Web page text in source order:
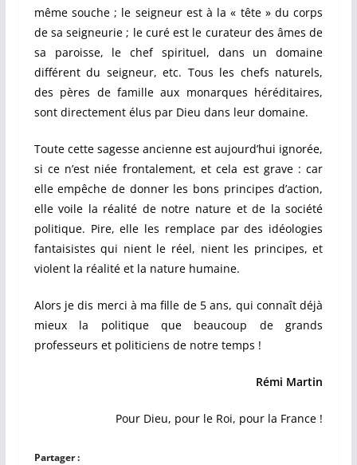
même souche ; le seigneur est à la « tête » du corps
de sa seigneurie ; le curé est le curateur des âmes de
sa paroisse, le chef spirituel, dans un domaine
différent du seigneur, etc. Tous les chefs naturels,
des pères de famille aux monarques héréditaires,
sont directement élus par Dieu dans leur domaine.
Toute cette sagesse ancienne est aujourd’hui ignorée,
si ce n’est niée frontalement, et cela est grave : car
elle empêche de donner les bons principes d’action,
elle voile la réalité de notre nature et de la société
politique. Pire, elle les remplace par des idéologies
fantaisistes qui nient le réel, nient les principes, et
violent la réalité et la nature humaine.
Alors je dis merci à ma fille de 5 ans, qui connaît déjà
mieux la politique que beaucoup de grands
professeurs et politiciens de notre temps !
Rémi Martin
Pour Dieu, pour le Roi, pour la France !
Partager :